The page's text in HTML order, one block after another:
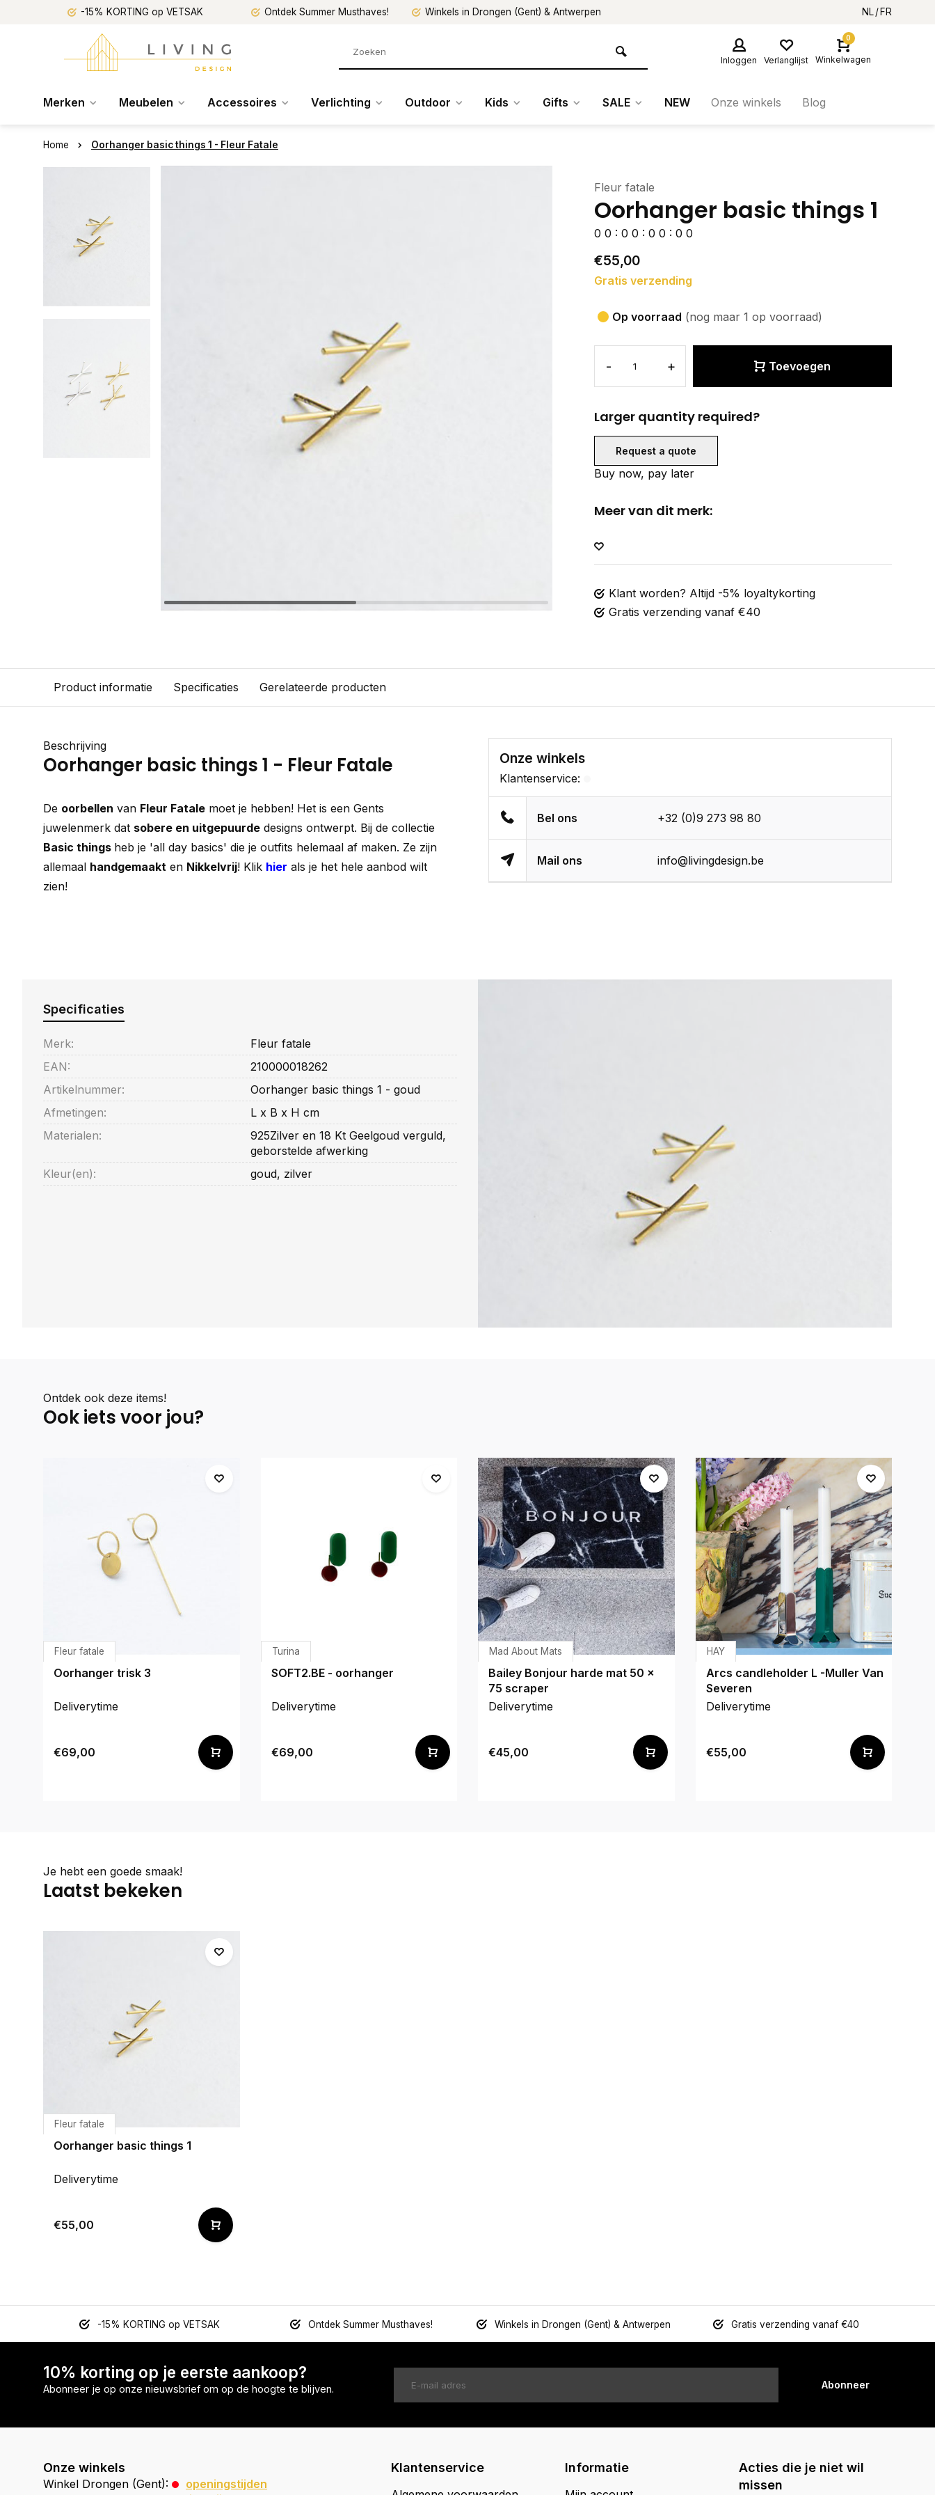
-15% KORTING op VETSAK Ontdek Summer Musthaves! Winkels in Drongen (Gent) & Antwerpen NL FR
Inloggen Verlanglijst
0
Winkelwagen
Merken Meubelen Accessoires Verlichting Outdoor Kids Gifts SALE NEW Onze winkels Blog
Home Oorhanger basic things 1 - Fleur Fatale
Fleur fatale
Oorhanger basic things 1
0 0 : 0 0 : 0 0 : 0 0
€55,00
Gratis verzending
Op voorraad (nog maar 1 op voorraad)
- + Toevoegen
Larger quantity required?
Request a quote
Buy now, pay later
Meer van dit merk:
Klant worden? Altijd -5% loyaltykorting
Gratis verzending vanaf €40
Product informatie Specificaties Gerelateerde producten
Beschrijving
Oorhanger basic things 1 - Fleur Fatale
De oorbellen van Fleur Fatale moet je hebben! Het is een Gents
juwelenmerk dat sobere en uitgepuurde designs ontwerpt. Bij de collectie
Basic things heb je 'all day basics' die je outfits helemaal af maken. Ze zijn
allemaal handgemaakt en Nikkelvrij! Klik hier als je het hele aanbod wilt
zien!
Onze winkels
Klantenservice:
Bel ons +32 (0)9 273 98 80
Mail ons info@livingdesign.be
Specificaties
Merk:
Fleur fatale
EAN:
210000018262
Artikelnummer:
Oorhanger basic things 1 - goud
Afmetingen:
L x B x H cm
Materialen:
925Zilver en 18 Kt Geelgoud verguld,
geborstelde afwerking
Kleur(en):
goud, zilver
Ontdek ook deze items!
Ook iets voor jou?
Fleur fatale
Oorhanger trisk 3
Deliverytime
€69,00
Turina
SOFT2.BE - oorhanger
Deliverytime
€69,00
Mad About Mats
Bailey Bonjour harde mat 50 x
75 scraper
Deliverytime
€45,00
HAY
Arcs candleholder L -Muller Van
Severen
Deliverytime
€55,00
Je hebt een goede smaak!
Laatst bekeken
Fleur fatale
Oorhanger basic things 1
Deliverytime
€55,00
-15% KORTING op VETSAK Ontdek Summer Musthaves! Winkels in Drongen (Gent) & Antwerpen Gratis verzending vanaf €40
10% korting op je eerste aankoop?
Abonneer je op onze nieuwsbrief om op de hoogte te blijven. Abonneer
Onze winkels
Winkel Drongen (Gent):
openingstijden
Klantenservice Informatie
Acties die je niet wil
missen